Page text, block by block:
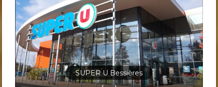
Jardineris Solignac Bessières